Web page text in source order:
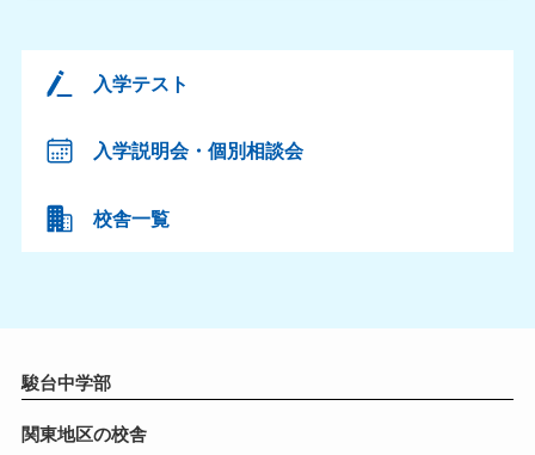
入学テスト
入学説明会・個別相談会
校舎一覧
駿台中学部
関東地区の校舎